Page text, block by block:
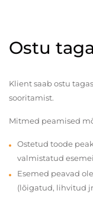
Ostu
Klient saab ostu
sooritamist.
Mitmed peamised
Ostetud toode
valmistatud
Esemed peavad
(lõigatud, lihvitud